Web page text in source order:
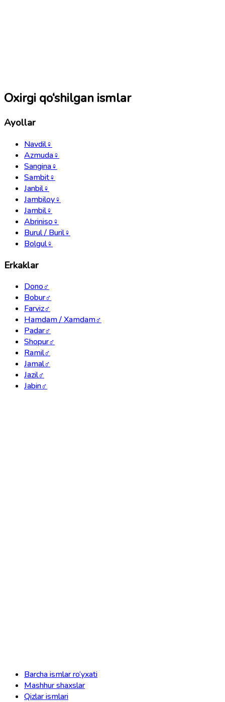
Oxirgi qo‘shilgan ismlar
Ayollar
Navdil♀
Azmuda♀
Sangina♀
Sambit♀
Janbil♀
Jambiloy♀
Jambil♀
Abriniso♀
Burul / Buril♀
Bolgul♀
Erkaklar
Dono♂
Bobur♂
Farviz♂
Hamdam / Xamdam♂
Padar♂
Shopur♂
Ramil♂
Jamal♂
Jazil♂
Jabin♂
Barcha ismlar ro‘yxati
Mashhur shaxslar
Qizlar ismlari